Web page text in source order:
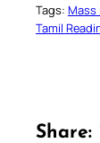
Tags: Mass
Tamil
Share: